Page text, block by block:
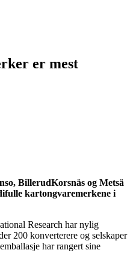
er mest
BillerudKorsnäs og Metsä
kartongvaremerkene i
Research har nylig
200 konverterere og selskaper
har rangert sine